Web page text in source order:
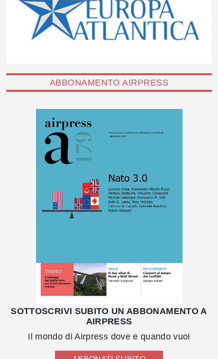
ABBONAMENTO AIRPRESS
SOTTOSCRIVI SUBITO UN ABBONAMENTO A
AIRPRESS
Il mondo di Airpress dove e quando vuoi